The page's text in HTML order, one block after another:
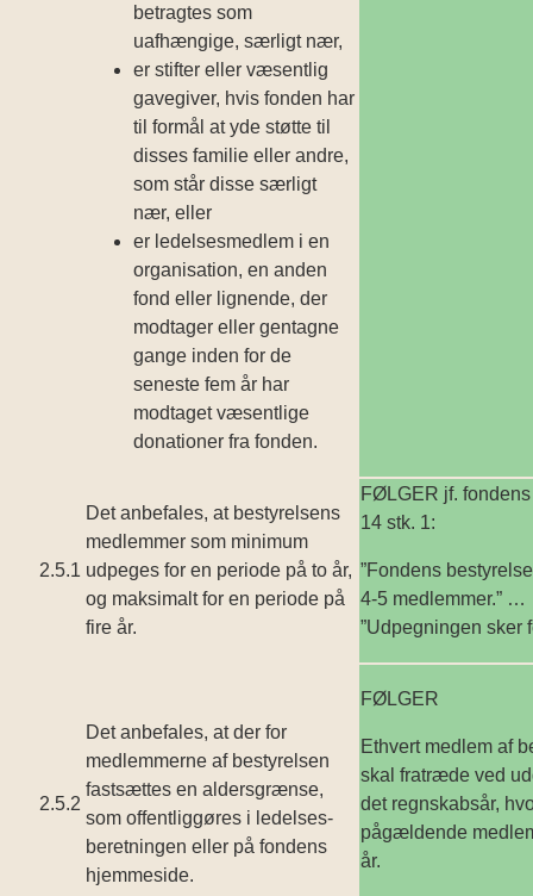
betragtes som
uafhængige, særligt nær,
er stifter eller væsentlig
gavegiver, hvis fonden har
til formål at yde støtte til
disses familie eller andre,
som står disse særligt
nær, eller
er ledelsesmedlem i en
organisation, en anden
fond eller lignende, der
modtager eller gentagne
gange inden for de
seneste fem år har
modtaget væsentlige
donationer fra fonden.
2.5.1
Det anbefales, at bestyrelsens
medlem­mer som minimum
udpeges for en periode på to år,
og maksimalt for en periode på
fire år.
FØLGER jf.
14 stk. 1:
”Fondens
4-5 medlemmer.” …
”Udpegningen sker
2.5.2
Det anbefales, at der for
medlemmerne af bestyrelsen
fastsættes en alders­grænse,
som offentliggøres i ledelses­
beretningen eller på fondens
hjemme­side.
FØLGER
Ethvert medlem af
skal fratræde ved
det regnskabsår,
pågældende
år.